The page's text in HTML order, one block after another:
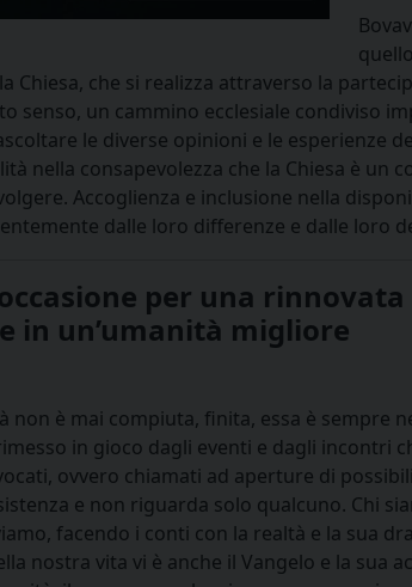
Chiesa, che si realizza attraverso la
senso, un cammino ecclesiale condiviso
le diverse opinioni e le esperienze
nella consapevolezza che la Chiesa è
Accoglienza e inclusione nella
dalle loro differenze e dalle loro
per una
in un’umanità migliore
non è mai compiuta, finita, essa è sempre
in gioco dagli eventi e dagli incontri
ovvero chiamati ad aperture di
e non riguarda solo qualcuno. Chi
facendo i conti con la realtà e la sua
nostra vita vi è anche il Vangelo e la sua